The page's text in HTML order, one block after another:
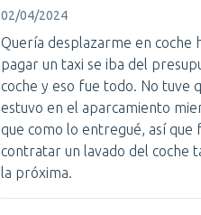
02/04/2024
Quería desplazarme en
pagar un taxi se iba del
coche y eso fue todo. No tuve
estuvo en el aparcamiento
que como lo entregué, así
contratar un lavado del coche
la próxima.